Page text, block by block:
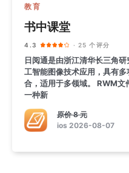
教育
书中课堂
4.3 · 25 个评分
日阅通是由浙江清华长三角
工智能图像技术应用，具有
合，适用于多领域。 RWM文件(Reading Writing Marking)：
一种新
原价8 元
ios 2026-08-07